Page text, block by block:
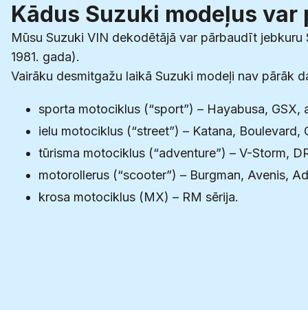
Kādus Suzuki modeļus
Mūsu Suzuki VIN dekodētājā var pārbaudīt
1981. gada).
Vairāku desmitgažu laikā Suzuki modeļi nav pārāk
sporta motociklus (“sport”) – Hayabusa, GSX,
ielu motociklus (“street”) – Katana, Boulevard,
tūrisma motociklus (“adventure”) – V-Storm,
motorollerus (“scooter”) – Burgman, Avenis,
krosa motociklus (MX) – RM sērija.